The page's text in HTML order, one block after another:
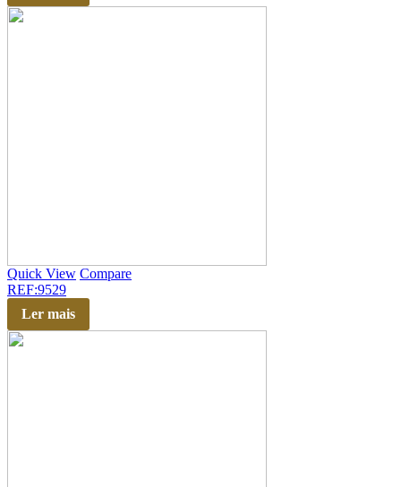
Quick View Compare
REF:9529
Ler mais